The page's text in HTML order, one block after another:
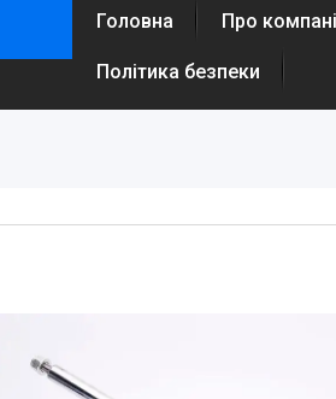
Головна Про
Політика безпеки